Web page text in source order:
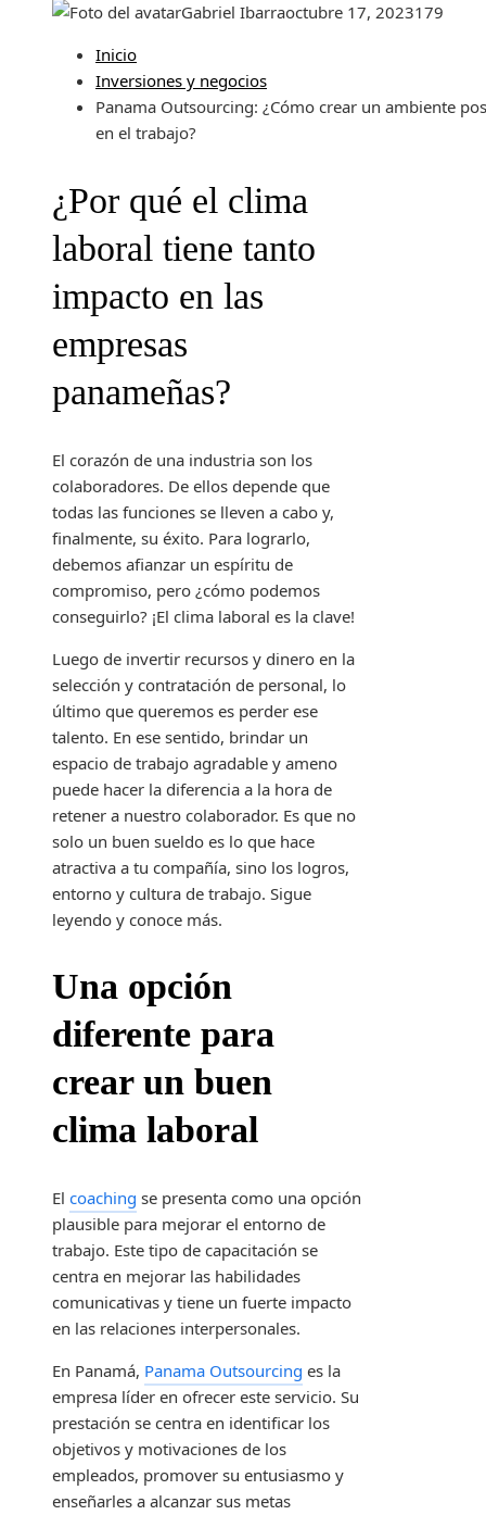
Gabriel Ibarraoctubre 17, 2023179
Inicio
Inversiones y negocios
Panama Outsourcing: ¿Cómo crear un ambiente
en el trabajo?
¿Por qué el clima
laboral tiene tanto
impacto en las
empresas
panameñas?
El corazón de una industria son los
colaboradores. De ellos depende que
todas las funciones se lleven a cabo y,
finalmente, su éxito. Para lograrlo,
debemos afianzar un espíritu de
compromiso, pero ¿cómo podemos
conseguirlo? ¡El clima laboral es la clave!
Luego de invertir recursos y dinero en la
selección y contratación de personal, lo
último que queremos es perder ese
talento. En ese sentido, brindar un
espacio de trabajo agradable y ameno
puede hacer la diferencia a la hora de
retener a nuestro colaborador. Es que no
solo un buen sueldo es lo que hace
atractiva a tu compañía, sino los logros,
entorno y cultura de trabajo. Sigue
leyendo y conoce más.
Una opción
diferente para
crear un buen
clima laboral
El coaching se presenta como una opción
plausible para mejorar el entorno de
trabajo. Este tipo de capacitación se
centra en mejorar las habilidades
comunicativas y tiene un fuerte impacto
en las relaciones interpersonales.
En Panamá, Panama Outsourcing es la
empresa líder en ofrecer este servicio. Su
prestación se centra en identificar los
objetivos y motivaciones de los
empleados, promover su entusiasmo y
enseñarles a alcanzar sus metas